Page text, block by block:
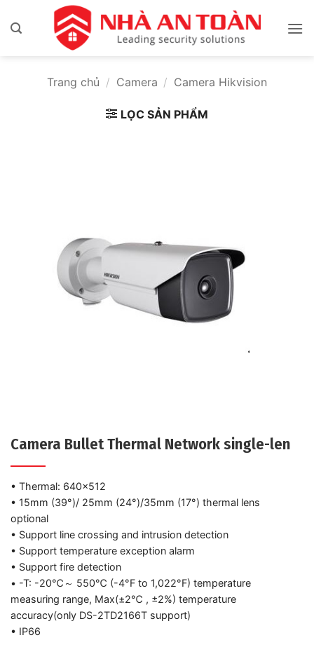
qua
Trang chủ / Camera / Camera Hikvision
LỌC SẢN PHẨM
Camera Bullet Thermal Network single-len
• Thermal: 640×512
• 15mm (39°)/ 25mm (24°)/35mm (17°) thermal lens
optional
• Support line crossing and intrusion detection
• Support temperature exception alarm
• Support fire detection
• -T: -20℃～ 550℃ (-4°F to 1,022°F) temperature
measuring range, Max(±2℃ , ±2%) temperature
accuracy(only DS-2TD2166T support)
• IP66